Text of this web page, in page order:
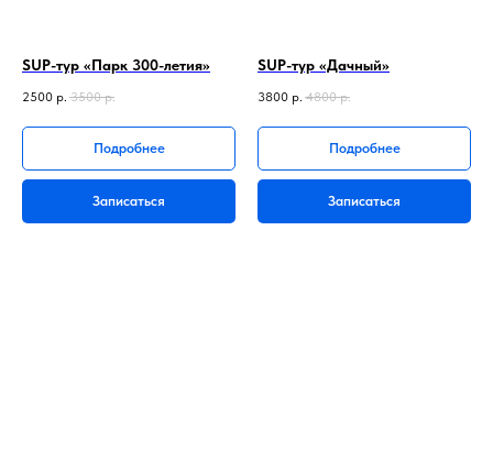
SUP-тур «Парк 300-летия»
2500 р. 3500 р.
Подробнее
Записаться
SUP-тур «Дачный»
3800 р. 4800 р.
Подробнее
Записаться